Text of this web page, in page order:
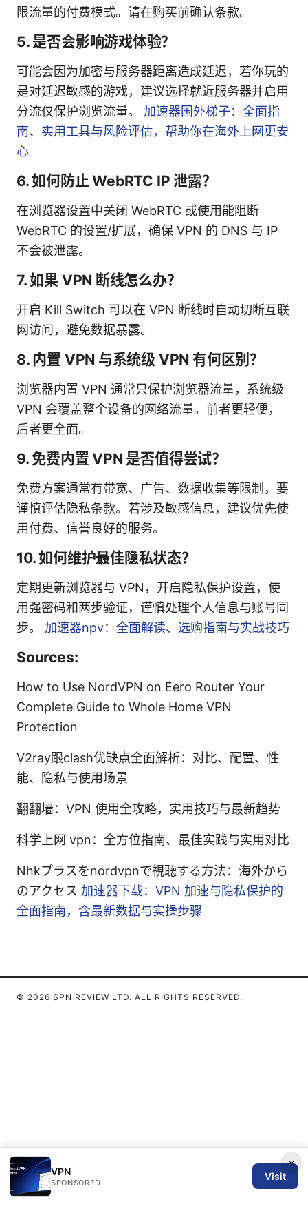
限流量的付费模式。请在购买前确认条款。
5. 是否会影响游戏体验？
可能会因为加密与服务器距离造成延迟，若你玩的
是对延迟敏感的游戏，建议选择就近服务器并启用
分流仅保护浏览流量。 加速器国外梯子：全面指
南、实用工具与风险评估，帮助你在海外上网更安
心
6. 如何防止 WebRTC IP 泄露？
在浏览器设置中关闭 WebRTC 或使用能阻断
WebRTC 的设置/扩展，确保 VPN 的 DNS 与 IP
不会被泄露。
7. 如果 VPN 断线怎么办？
开启 Kill Switch 可以在 VPN 断线时自动切断互联
网访问，避免数据暴露。
8. 内置 VPN 与系统级 VPN 有何区别？
浏览器内置 VPN 通常只保护浏览器流量，系统级
VPN 会覆盖整个设备的网络流量。前者更轻便，
后者更全面。
9. 免费内置 VPN 是否值得尝试？
免费方案通常有带宽、广告、数据收集等限制，要
谨慎评估隐私条款。若涉及敏感信息，建议优先使
用付费、信誉良好的服务。
10. 如何维护最佳隐私状态？
定期更新浏览器与 VPN，开启隐私保护设置，使
用强密码和两步验证，谨慎处理个人信息与账号同
步。 加速器npv：全面解读、选购指南与实战技巧
Sources:
How to Use NordVPN on Eero Router Your
Complete Guide to Whole Home VPN
Protection
V2ray跟clash优缺点全面解析：对比、配置、性
能、隐私与使用场景
翻翻墙：VPN 使用全攻略，实用技巧与最新趋势
科学上网 vpn：全方位指南、最佳实践与实用对比
Nhkプラスをnordvpnで視聴する方法：海外から
のアクセス 加速器下载：VPN 加速与隐私保护的
全面指南，含最新数据与实操步骤
×
VPN
SPONSORED
Visit
© 2026 SPN REVIEW LTD. ALL RIGHTS RESERVED.